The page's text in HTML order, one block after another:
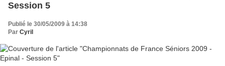
Session 5
Publié le 30/05/2009 à 14:38
Par Cyril